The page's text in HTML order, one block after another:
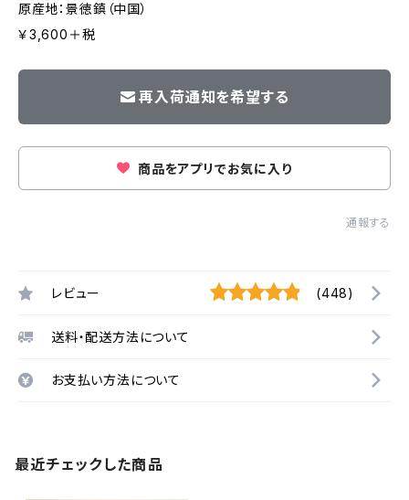
原産地：景徳鎮（中国）
￥3,600＋税
再入荷通知を希望する
商品をアプリでお気に入り
通報する
レビュー (448)
送料・配送方法について
お支払い方法について
最近チェックした商品